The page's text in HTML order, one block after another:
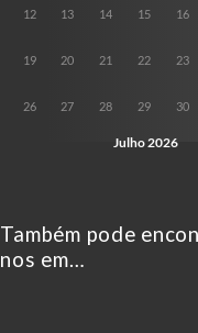
Também pode
nos em…